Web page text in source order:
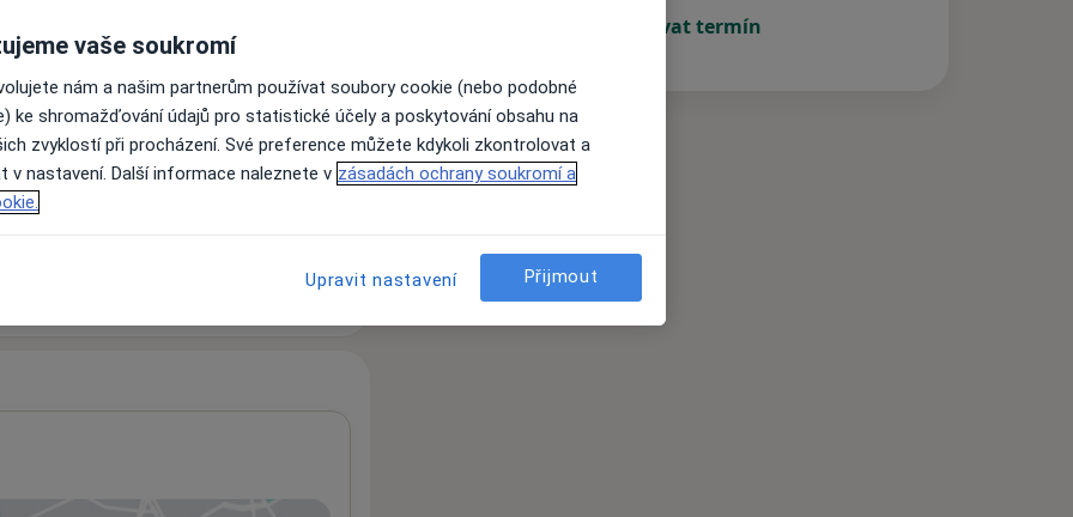
Názory pacientů
nejsou k dispozici
informace o svých službách.
Rezervovat termín
vaše soukromí
nám a našim partnerům používat soubory cookie (nebo podobné
ke shromažďování údajů pro statistické účely a poskytování obsahu na
zvyklostí při procházení. Své preference můžete kdykoli zkontrolovat a
v nastavení. Další informace naleznete v zásadách ochrany soukromí a
Upravit nastavení Přijmout